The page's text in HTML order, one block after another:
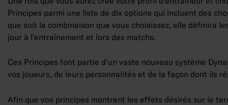
Principes parmi une liste de dix options qui incluent des
que soit la combinaison que vous choisissez, elle définira
jour à l'entraînement et lors des matchs.
Ces Principes font partie d'un vaste nouveau système
vos joueurs, de leurs personnalités et de la façon dont ils
Afin que vos principes montrent les effets désirés sur le